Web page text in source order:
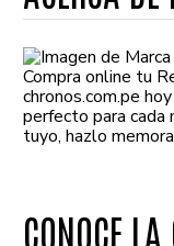
Compra online tu
chronos.com.pe
perfecto para cada
tuyo, hazlo
CONOCE